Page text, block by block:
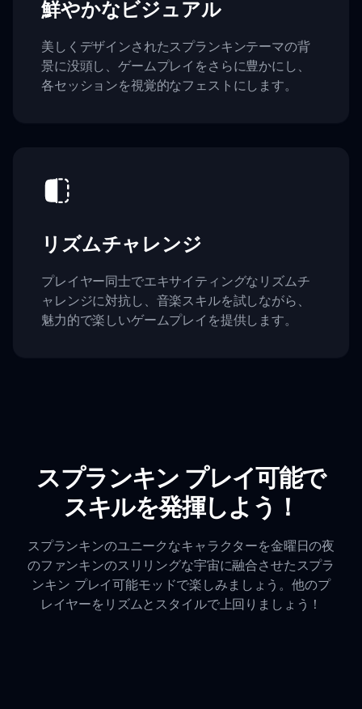
鮮やかなビジュアル
美しくデザインされたスプランキンテーマの背
景に没頭し、ゲームプレイをさらに豊かにし、
各セッションを視覚的なフェストにします。
リズムチャレンジ
プレイヤー同士でエキサイティングなリズムチ
ャレンジに対抗し、音楽スキルを試しながら、
魅力的で楽しいゲームプレイを提供します。
スプランキン プレイ可能で
スキルを発揮しよう！
スプランキンのユニークなキャラクターを金曜日の夜
のファンキンのスリリングな宇宙に融合させたスプラ
ンキン プレイ可能モッドで楽しみましょう。他のプ
レイヤーをリズムとスタイルで上回りましょう！